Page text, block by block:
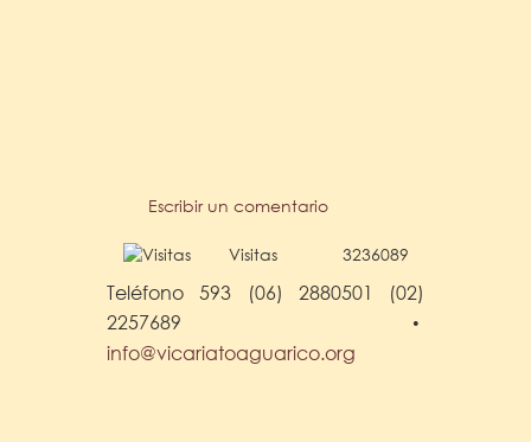
Escribir un comentario
Visitas 3236089
Teléfono 593 (06) 2880501 (02)
2257689 •
info@vicariatoaguarico.org